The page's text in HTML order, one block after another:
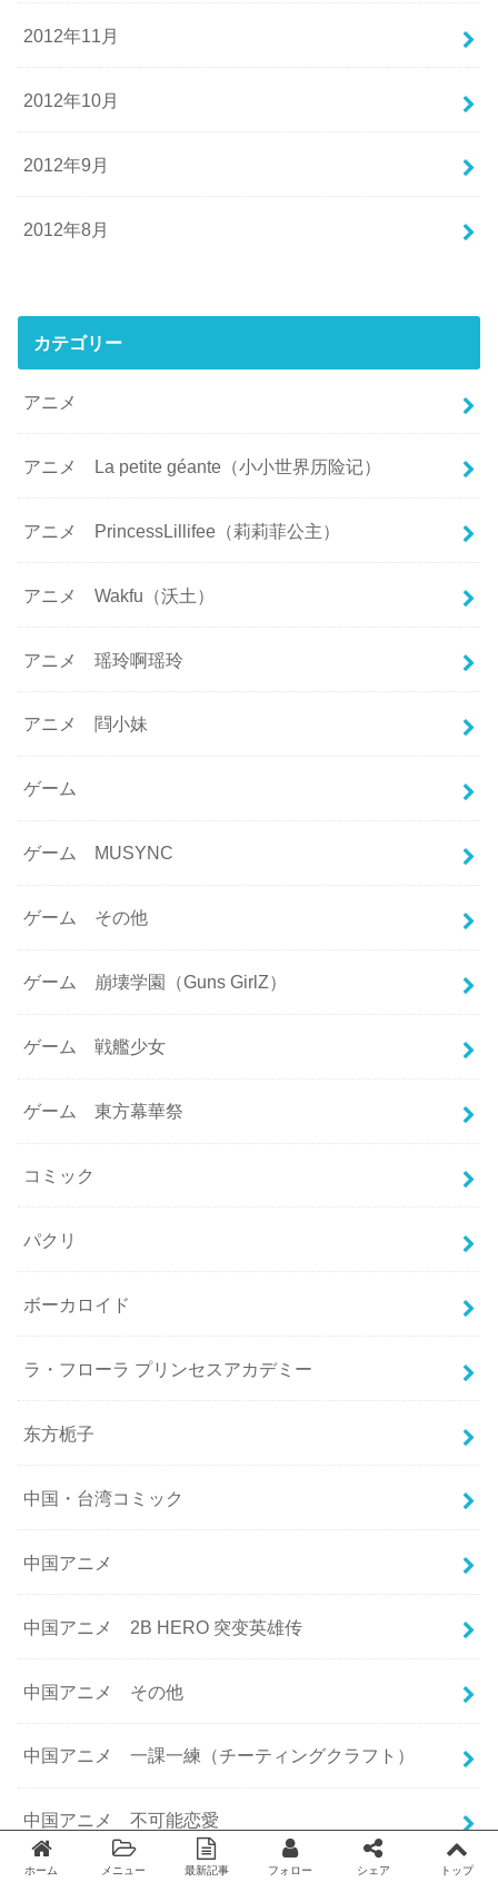
2012年11月
2012年10月
2012年9月
2012年8月
カテゴリー
アニメ
アニメ La petite géante（小小世界历险记）
アニメ PrincessLillifee（莉莉菲公主）
アニメ Wakfu（沃土）
アニメ 瑶玲啊瑶玲
アニメ 閰小妹
ゲーム
ゲーム MUSYNC
ゲーム その他
ゲーム 崩壊学園（Guns GirlZ）
ゲーム 戦艦少女
ゲーム 東方幕華祭
コミック
パクリ
ボーカロイド
ラ・フローラ プリンセスアカデミー
东方栀子
中国・台湾コミック
中国アニメ
中国アニメ 2B HERO 突变英雄传
中国アニメ その他
中国アニメ 一課一練（チーティングクラフト）
中国アニメ 不可能恋愛
ホーム メニュー 最新記事 フォロー シェア トップ
Twitter facebook